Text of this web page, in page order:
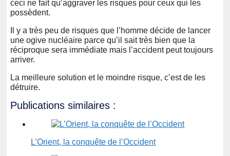
ceci ne fait qu’aggraver les risques pour ceux qui les
possèdent.
Il y a très peu de risques que l’homme décide de lancer
une ogive nucléaire parce qu’il sait très bien que la
réciproque sera immédiate mais l’accident peut toujours
arriver.
La meilleure solution et le moindre risque, c’est de les
détruire.
Publications similaires :
L’Orient, la conquête de l’Occident